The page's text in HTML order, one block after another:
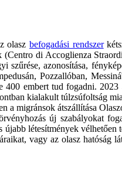
olasz befogadási rendszer
di Accoglienza
szűrése, azonosítása,
Pozzallóban,
embert tud fogadni.
kialakult túlzsúfoltság
migránsok átszállítása
új szabályokat
létesítmények vélhetően
vagy az olasz hatóság